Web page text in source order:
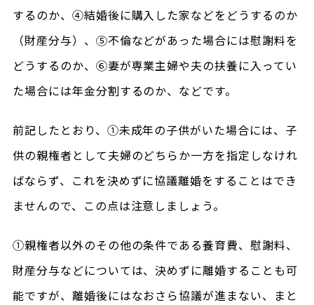
するのか、④結婚後に購入した家などをどうするのか
（財産分与）、⑤不倫などがあった場合には慰謝料を
どうするのか、⑥妻が専業主婦や夫の扶養に入ってい
た場合には年金分割するのか、などです。
前記したとおり、①未成年の子供がいた場合には、子
供の親権者として夫婦のどちらか一方を指定しなけれ
ばならず、これを決めずに協議離婚をすることはでき
ませんので、この点は注意しましょう。
①親権者以外のその他の条件である養育費、慰謝料、
財産分与などについては、決めずに離婚することも可
能ですが、離婚後にはなおさら協議が進まない、まと